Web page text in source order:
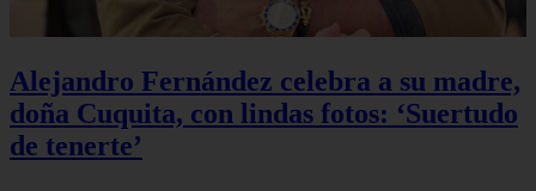
Alejandro Fernández celebra a su madre,
doña Cuquita, con lindas fotos: ‘Suertudo
de tenerte’